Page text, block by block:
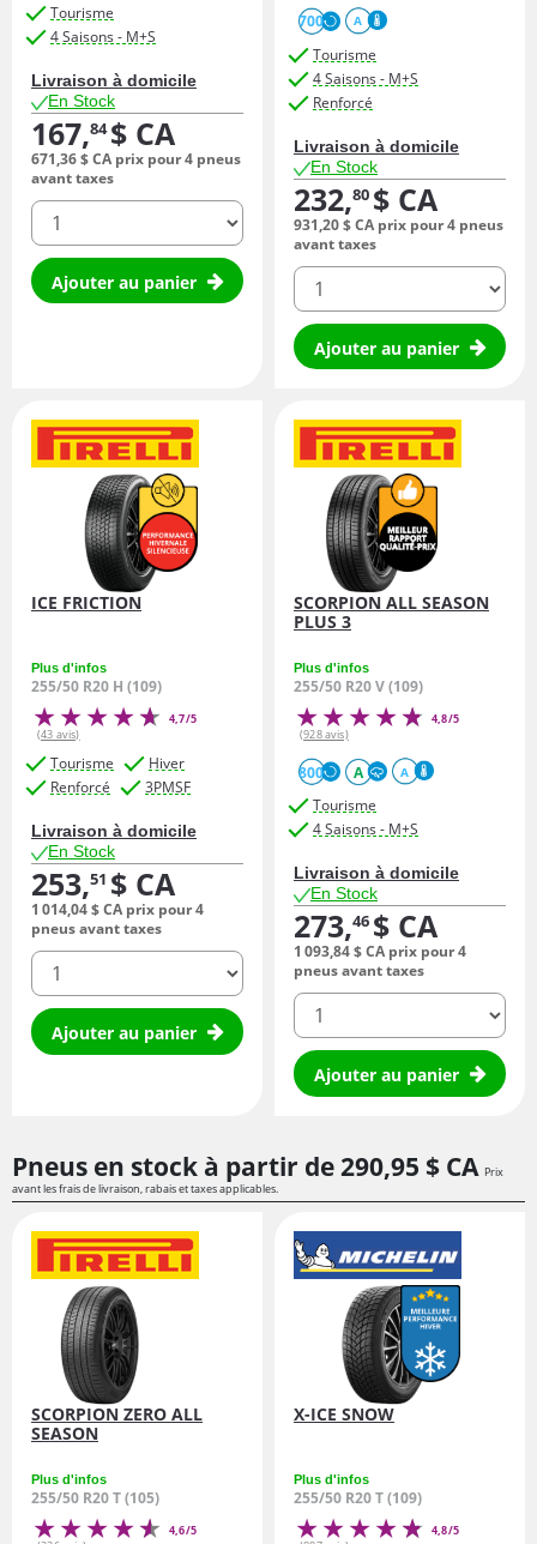
Tourisme
4 Saisons - M+S
Livraison à domicile
En Stock
167,84$ CA
671,36$ CA prix pour 4 pneus
avant taxes
quantité
Ajouter au panier
700 A
Tourisme
4 Saisons - M+S
Renforcé
Livraison à domicile
En Stock
232,80 $ CA
931,20$ CA prix pour 4 pneus
avant taxes
quantité
Ajouter au panier
ICE FRICTION
Plus d'infos
255/50 R20 H (109)
4,7/5
(43 avis)
Tourisme
Hiver
Renforcé
3PMSF
Livraison à domicile
En Stock
253,51 $ CA
1 014,04$ CA prix pour 4
pneus avant taxes
quantité
Ajouter au panier
SCORPION ALL SEASON
PLUS 3
Plus d'infos
255/50 R20 V (109)
4,8/5
(928 avis)
800 A A
Tourisme
4 Saisons - M+S
Livraison à domicile
En Stock
273,46 $ CA
1 093,84$ CA prix pour 4
pneus avant taxes
quantité
Ajouter au panier
Pneus en stock à partir de290,95 $ CA Prix
avant les frais de livraison, rabais et taxes applicables.
SCORPION ZERO ALL
SEASON
Plus d'infos
255/50 R20 T (105)
4,6/5
X-ICE SNOW
Plus d'infos
255/50 R20 T (109)
4,8/5